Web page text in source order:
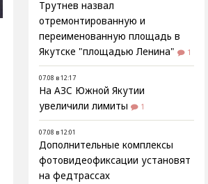
Трутнев назвал
отремонтированную и
переименованную площадь в
Якутске "площадью Ленина"
1
07.08 в 12:17
На АЗС Южной Якутии
увеличили лимиты
1
07.08 в 12:01
Дополнительные комплексы
фотовидеофиксации установят
на федтрассах